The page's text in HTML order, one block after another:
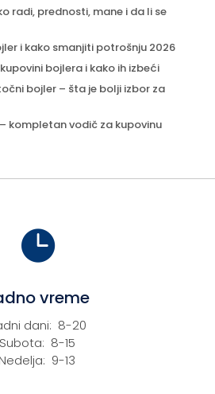
radi, prednosti, mane i da li se
i kako smanjiti potrošnju 2026
bojlera i kako ih izbeći
bojler – šta je bolji izbor za
kompletan vodič za kupovinu

vreme
dani: 8-20
Subota: 8-15
Nedelja: 9-13